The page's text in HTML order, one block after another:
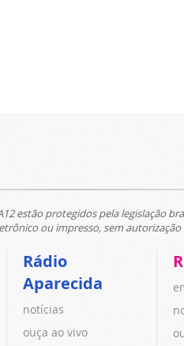
estão protegidos pela legislação
ou impresso, sem
Rádio
Aparecida
notícias
ouça ao vivo